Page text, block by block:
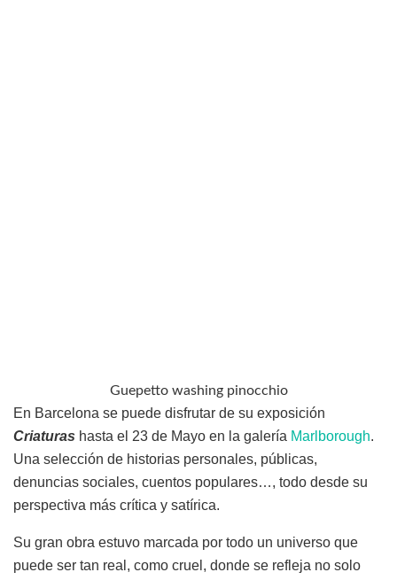
Guepetto washing pinocchio
En Barcelona se puede disfrutar de su exposición
Criaturas hasta el 23 de Mayo en la galería Marlborough.
Una selección de historias personales, públicas,
denuncias sociales, cuentos populares…, todo desde su
perspectiva más crítica y satírica.
Su gran obra estuvo marcada por todo un universo que
puede ser tan real, como cruel, donde se refleja no solo